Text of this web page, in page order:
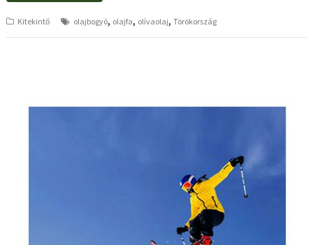
Kitekintő olajbogyó, olajfa, olívaolaj,Törökország